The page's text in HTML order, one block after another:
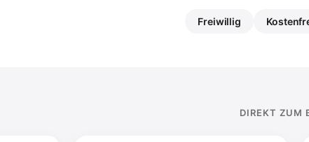
Freiwillig
DIREKT ZUM